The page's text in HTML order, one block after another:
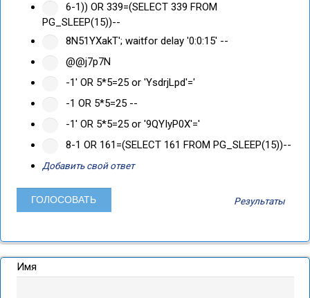
6-1)) OR 339=(SELECT 339 FROM
PG_SLEEP(15))--
8N51YXakT'; waitfor delay '0:0:15' --
@@j7p7N
-1' OR 5*5=25 or 'YsdrjLpd'='
-1 OR 5*5=25 --
-1' OR 5*5=25 or '9QYIyP0X'='
8-1 OR 161=(SELECT 161 FROM PG_SLEEP(15))--
Добавить свой ответ
Результаты
Имя